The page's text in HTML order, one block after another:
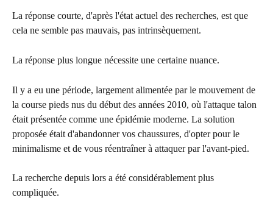
La réponse courte, d'après l'état actuel des recherches, est que
cela ne semble pas mauvais, pas intrinsèquement.
La réponse plus longue nécessite une certaine nuance.
Il y a eu une période, largement alimentée par le mouvement de
la course pieds nus du début des années 2010, où l'attaque talon
était présentée comme une épidémie moderne. La solution
proposée était d'abandonner vos chaussures, d'opter pour le
minimalisme et de vous réentraîner à attaquer par l'avant-pied.
La recherche depuis lors a été considérablement plus
compliquée.